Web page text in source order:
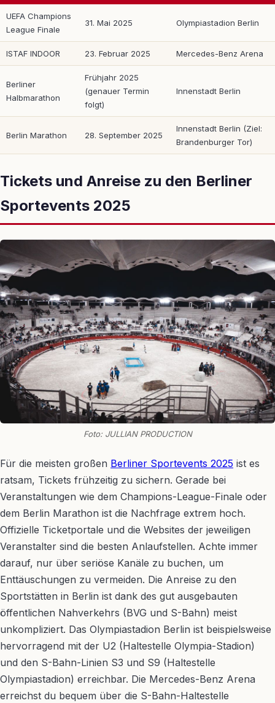
UEFA Champions
League Finale
31. Mai 2025 Olympiastadion Berlin
ISTAF INDOOR 23. Februar 2025 Mercedes-Benz Arena
Berliner
Halbmarathon
Frühjahr 2025
(genauer Termin
folgt)
Innenstadt Berlin
Berlin Marathon 28. September 2025
Innenstadt Berlin (Ziel:
Brandenburger Tor)
Tickets und Anreise zu den Berliner
Sportevents 2025
Foto: JULLIAN PRODUCTION
Für die meisten großen Berliner Sportevents 2025 ist es
ratsam, Tickets frühzeitig zu sichern. Gerade bei
Veranstaltungen wie dem Champions-League-Finale oder
dem Berlin Marathon ist die Nachfrage extrem hoch.
Offizielle Ticketportale und die Websites der jeweiligen
Veranstalter sind die besten Anlaufstellen. Achte immer
darauf, nur über seriöse Kanäle zu buchen, um
Enttäuschungen zu vermeiden. Die Anreise zu den
Sportstätten in Berlin ist dank des gut ausgebauten
öffentlichen Nahverkehrs (BVG und S-Bahn) meist
unkompliziert. Das Olympiastadion Berlin ist beispielsweise
hervorragend mit der U2 (Haltestelle Olympia-Stadion)
und den S-Bahn-Linien S3 und S9 (Haltestelle
Olympiastadion) erreichbar. Die Mercedes-Benz Arena
erreichst du bequem über die S-Bahn-Haltestelle